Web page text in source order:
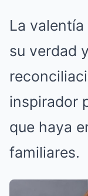
La
su verdad
inspirador
que haya
familiares.